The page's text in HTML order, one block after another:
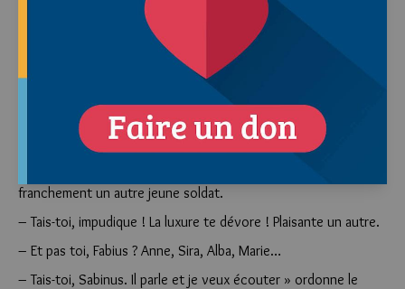
– Oui, oui… Mais si c’est pour cela !… De toutes façons,
écoutons ce qu’il dit. Il semble se disposer à parler.
– J’ai appris par un soldat qui est avec le centurion que Publius
Quintilianus lui en a parlé comme d’un philosophe divin… Les
femmes impériales en sont enthousiastes… dit un autre soldat,
– Je le crois ! J’en serais enthousiaste moi aussi si j’étais une
franchement un autre jeune soldat.
– Tais-toi, impudique ! La luxure te dévore ! Plaisante un autre.
– Et pas toi, Fabius ? Anne, Sira, Alba, Marie…
– Tais-toi, Sabinus. Il parle et je veux écouter » ordonne le